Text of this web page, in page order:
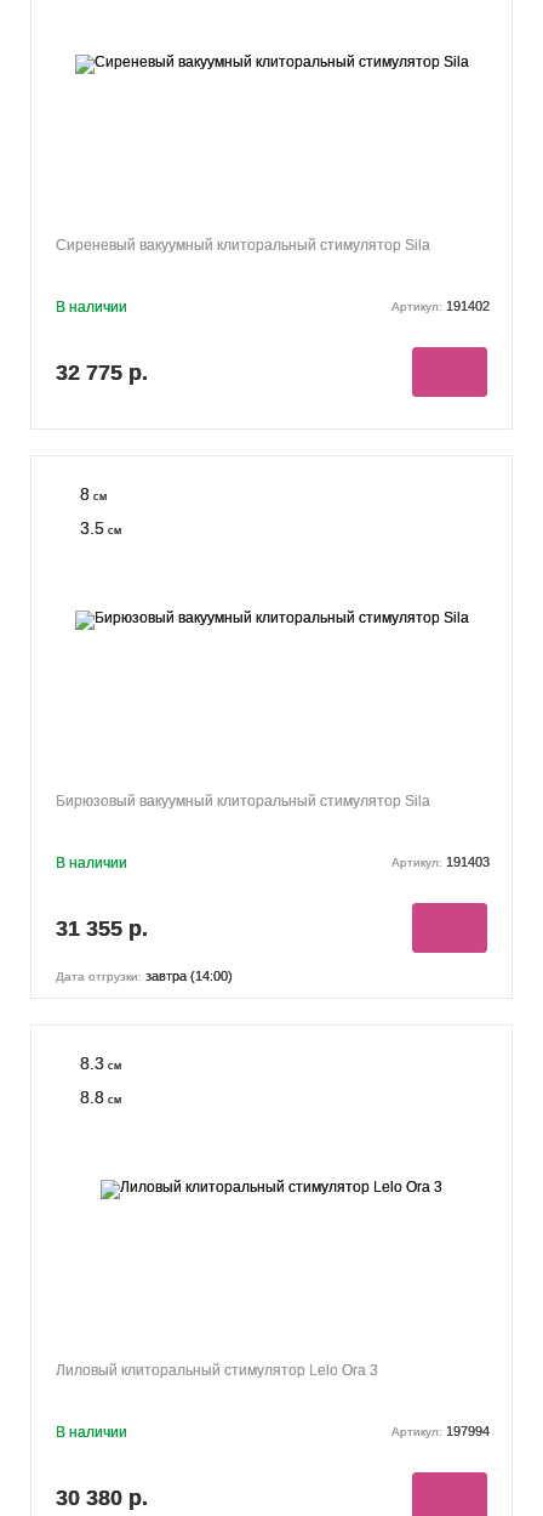
Сиреневый вакуумный клиторальный стимулятор Sila
В наличии Артикул: 191402
32 775 р.
8 см
3.5 см
Бирюзовый вакуумный клиторальный стимулятор Sila
В наличии Артикул: 191403
31 355 р.
Дата отгрузки: завтра (14:00)
8.3 см
8.8 см
Лиловый клиторальный стимулятор Lelo Ora 3
В наличии Артикул: 197994
30 380 р.